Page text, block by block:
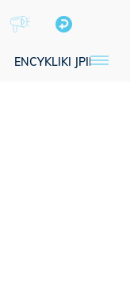
ENCYKLIKI JPII